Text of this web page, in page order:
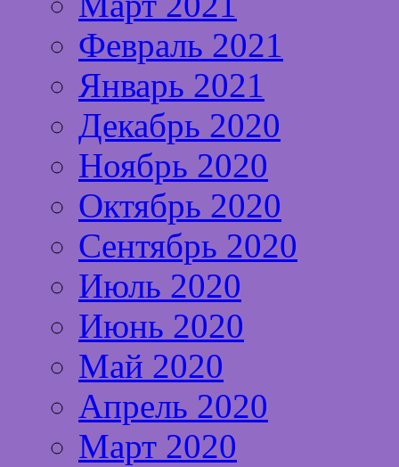
Февраль 2021
Январь 2021
Декабрь 2020
Ноябрь 2020
Октябрь 2020
Сентябрь 2020
Июль 2020
Июнь 2020
Май 2020
Апрель 2020
Март 2020